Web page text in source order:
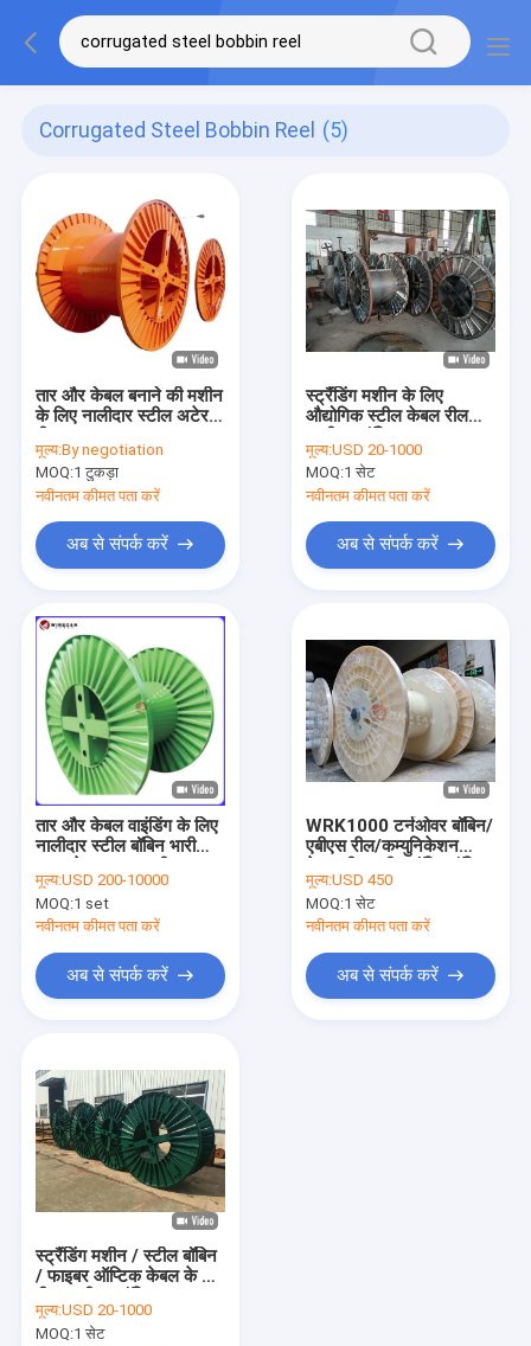
Corrugated Steel Bobbin Reel (5)
तार और केबल बनाने की मशीन
के लिए नालीदार स्टील अटेरन
मूल्य:By negotiation
MOQ:1 टुकड़ा
नवीनतम कीमत पता करें
अब से संपर्क करें
स्ट्रैंडिंग मशीन के लिए
औद्योगिक स्टील केबल रील
मूल्य:USD 20-1000
MOQ:1 सेट
नवीनतम कीमत पता करें
अब से संपर्क करें
तार और केबल वाइंडिंग के लिए
नालीदार स्टील बॉबिन भारी
बॉबिन/फाइबर ऑप्टिक केबल
मूल्य:USD 200-10000
MOQ:1 set
नवीनतम कीमत पता करें
अब से संपर्क करें
WRK1000 टर्नओवर बॉबिन/
एबीएस रील/कम्युनिकेशन
स्पूल
मूल्य:USD 450
MOQ:1 सेट
नवीनतम कीमत पता करें
अब से संपर्क करें
स्ट्रैंडिंग मशीन / स्टील बॉबिन
/ फाइबर ऑप्टिक केबल के लिए
मूल्य:USD 20-1000
MOQ:1 सेट